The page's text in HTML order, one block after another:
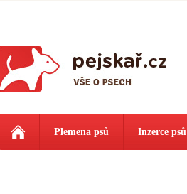
Plemena psů Inzerce psů